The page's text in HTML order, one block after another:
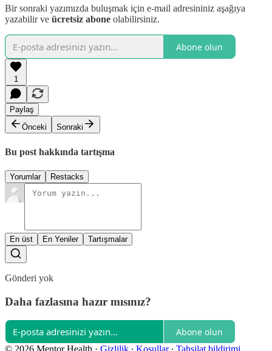
Bir sonraki yazımızda buluşmak için e-mail adresininiz aşağıya
yazabilir ve ücretsiz abone olabilirsiniz.
Abone olun
1
Paylaş
Önceki
Sonraki
Bu post hakkında tartışma
Yorumlar Restacks
En üst En Yeniler Tartışmalar
Gönderi yok
Daha fazlasına hazır mısınız?
Abone olun